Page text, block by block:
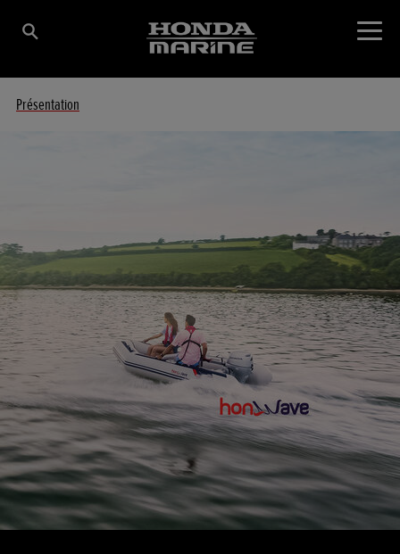
Présentation